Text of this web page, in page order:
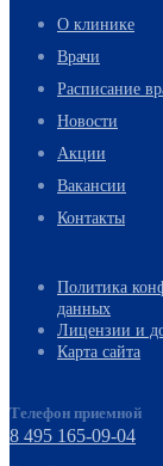
О клинике
Врачи
Расписание
Новости
Акции
Вакансии
Контакты
Политика
данных
Лицензии и
Карта сайта
Телефон приемной
8 495 165-09-04